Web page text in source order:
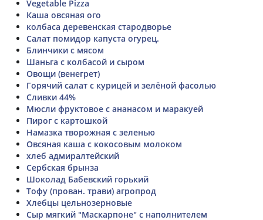
Vegetable Pizza
Каша овсяная ого
колбаса деревенская стародворье
Салат помидор капуста огурец.
Блинчики с мясом
Шаньга с колбасой и сыром
Овощи (венегрет)
Горячий салат с курицей и зелёной фасолью
Сливки 44%
Мюсли фруктовое с ананасом и маракуей
Пирог с картошкой
Намазка творожная с зеленью
Овсяная каша с кокосовым молоком
хлеб адмиралтейский
Сербская брынза
Шоколад Бабевский горький
Тофу (прован. трави) агропрод
Хлебцы цельнозерновые
Сыр мягкий "Маскарпоне" с наполнителем